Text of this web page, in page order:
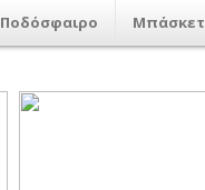
Ποδόσφαιρο Μπάσκετ